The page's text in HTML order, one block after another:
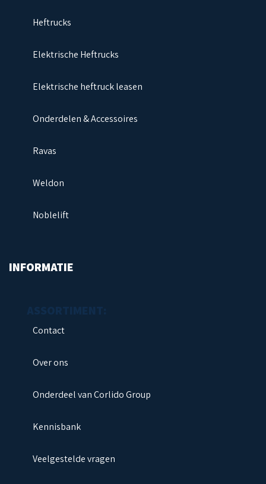
Heftrucks
Elektrische Heftrucks
Elektrische heftruck leasen
Onderdelen & Accessoires
Ravas
Weldon
Noblelift
INFORMATIE
Contact
Over ons
Onderdeel van Corlido Group
Kennisbank
Veelgestelde vragen